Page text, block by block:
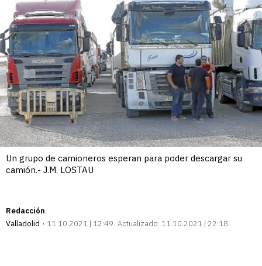
Un grupo de camioneros esperan para poder descargar su
camión.- J.M. LOSTAU
Redacción
Valladolid
11.10.2021 | 12:49 Actualizado: 11.10.2021 | 22:18